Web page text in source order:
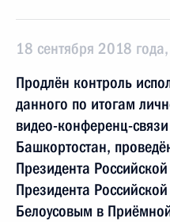
18 сентября 2018
Продлён контроль
данного по итогам
видео-конференц-
Башкортостан,
Президента
Президента
Белоусовым в